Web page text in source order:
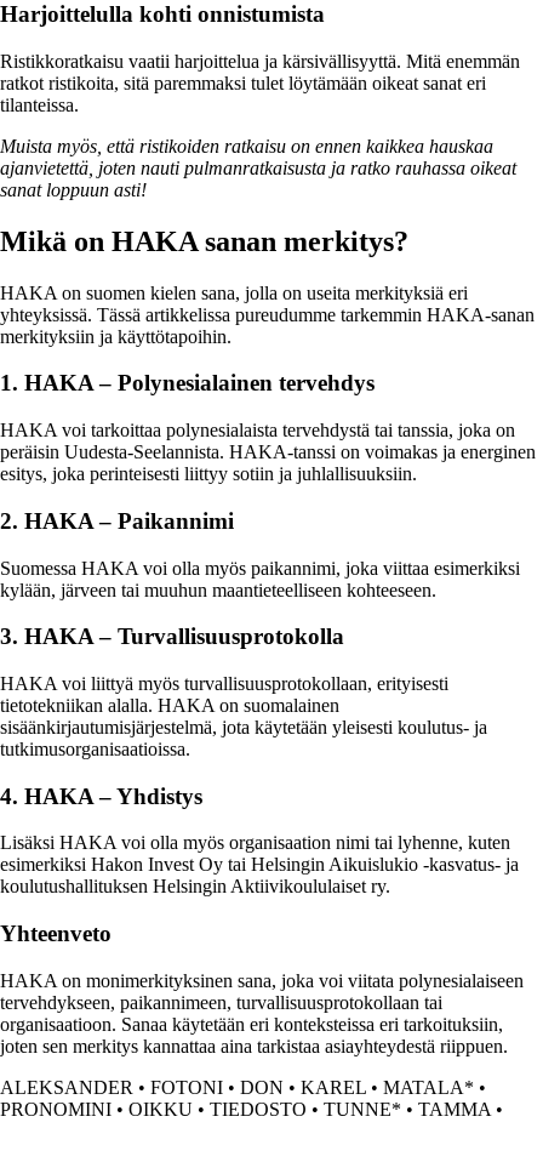
Harjoittelulla kohti onnistumista
Ristikkoratkaisu vaatii harjoittelua ja kärsivällisyyttä. Mitä enemmän
ratkot ristikoita, sitä paremmaksi tulet löytämään oikeat sanat eri
tilanteissa.
Muista myös, että ristikoiden ratkaisu on ennen kaikkea hauskaa
ajanvietettä, joten nauti pulmanratkaisusta ja ratko rauhassa oikeat
sanat loppuun asti!
Mikä on HAKA sanan merkitys?
HAKA on suomen kielen sana, jolla on useita merkityksiä eri
yhteyksissä. Tässä artikkelissa pureudumme tarkemmin HAKA-sanan
merkityksiin ja käyttötapoihin.
1. HAKA – Polynesialainen tervehdys
HAKA voi tarkoittaa polynesialaista tervehdystä tai tanssia, joka on
peräisin Uudesta-Seelannista. HAKA-tanssi on voimakas ja energinen
esitys, joka perinteisesti liittyy sotiin ja juhlallisuuksiin.
2. HAKA – Paikannimi
Suomessa HAKA voi olla myös paikannimi, joka viittaa esimerkiksi
kylään, järveen tai muuhun maantieteelliseen kohteeseen.
3. HAKA – Turvallisuusprotokolla
HAKA voi liittyä myös turvallisuusprotokollaan, erityisesti
tietotekniikan alalla. HAKA on suomalainen
sisäänkirjautumisjärjestelmä, jota käytetään yleisesti koulutus- ja
tutkimusorganisaatioissa.
4. HAKA – Yhdistys
Lisäksi HAKA voi olla myös organisaation nimi tai lyhenne, kuten
esimerkiksi Hakon Invest Oy tai Helsingin Aikuislukio -kasvatus- ja
koulutushallituksen Helsingin Aktiivikoululaiset ry.
Yhteenveto
HAKA on monimerkityksinen sana, joka voi viitata polynesialaiseen
tervehdykseen, paikannimeen, turvallisuusprotokollaan tai
organisaatioon. Sanaa käytetään eri konteksteissa eri tarkoituksiin,
joten sen merkitys kannattaa aina tarkistaa asiayhteydestä riippuen.
ALEKSANDER • FOTONI • DON • KAREL • MATALA* •
PRONOMINI • OIKKU • TIEDOSTO • TUNNE* • TAMMA •